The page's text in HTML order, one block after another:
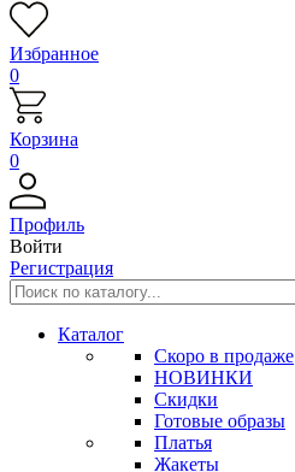
Избранное
0
Корзина
0
Профиль
Войти
Регистрация
Каталог
Скоро в продаже
НОВИНКИ
Скидки
Готовые образы
Платья
Жакеты